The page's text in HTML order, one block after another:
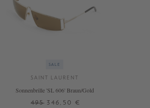
SALE
SAINT LAURENT
Sonnenbrille 'SL 606' Braun/Gold
495 346,50 €